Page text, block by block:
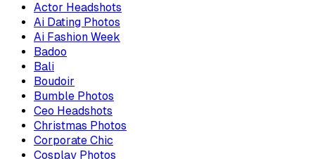
Actor Headshots
Ai Dating Photos
Ai Fashion Week
Badoo
Bali
Boudoir
Bumble Photos
Ceo Headshots
Christmas Photos
Corporate Chic
Cosplay Photos